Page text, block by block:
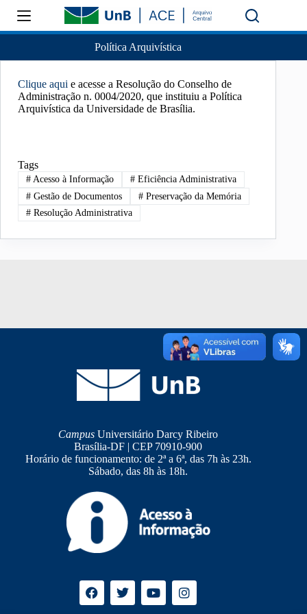
Política Arquivística
Clique aqui e acesse a Resolução do Conselho de
Administração n. 0004/2020, que instituiu a Política
Arquivística da Universidade de Brasília.
Tags
#Acesso à Informação #Eficiência Administrativa
#Gestão de Documentos #Preservação da Memória
#Resolução Administrativa
Campus Universitário Darcy Ribeiro
Brasília-DF | CEP 70910-900
Horário de funcionamento: de 2ª a 6ª, das 7h às 23h.
Sábado, das 8h às 18h.